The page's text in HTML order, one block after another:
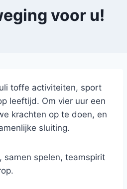
voor u!
toffe activiteiten, sport
leeftijd. Om vier uur een
krachten op te doen, en
sluiting.
samen spelen, teamspirit